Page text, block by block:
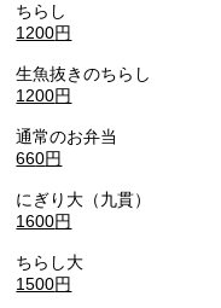
ちらし
1200円
生魚抜きのちらし
1200円
通常のお弁当
660円
にぎり大（九貫）
1600円
ちらし大
1500円